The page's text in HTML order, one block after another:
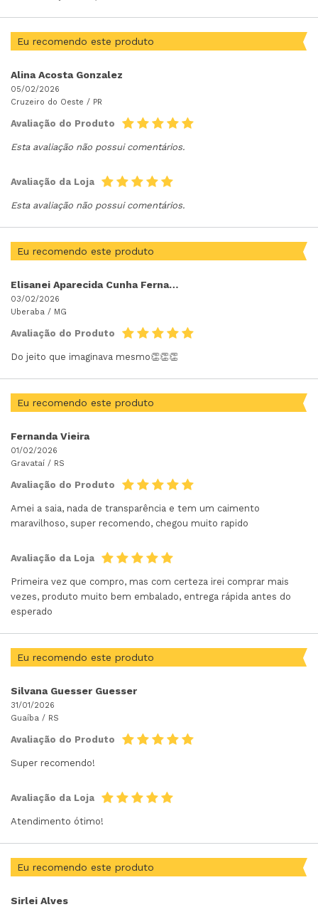
Eu recomendo este produto
Alina Acosta Gonzalez
05/02/2026
Cruzeiro do Oeste / PR
Avaliação do Produto
Esta avaliação não possui comentários.
Avaliação da Loja
Esta avaliação não possui comentários.
Eu recomendo este produto
Elisanei Aparecida Cunha Fernandes Cunha
03/02/2026
Uberaba / MG
Avaliação do Produto
Do jeito que imaginava mesmo👏👏👏
Eu recomendo este produto
Fernanda Vieira
01/02/2026
Gravataí / RS
Avaliação do Produto
Amei a saia, nada de transparência e tem um caimento
maravilhoso, super recomendo, chegou muito rapido
Avaliação da Loja
Primeira vez que compro, mas com certeza irei comprar mais
vezes, produto muito bem embalado, entrega rápida antes do
esperado
Eu recomendo este produto
Silvana Guesser Guesser
31/01/2026
Guaíba / RS
Avaliação do Produto
Super recomendo!
Avaliação da Loja
Atendimento ótimo!
Eu recomendo este produto
Sirlei Alves